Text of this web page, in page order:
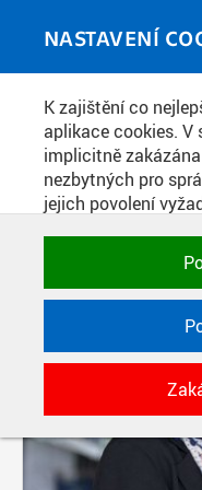
NASTAVENÍ
K zajištění co
aplikace cookies. V
implicitně
nezbytných pro
jejich povolení
zakázat, případně
kategorie. Svoje
kdykoli změnit.
POTŘEBNÉ
Technické cookies
ČVUT pro uchování
vlastností a
nezbytné pro
Aktivní